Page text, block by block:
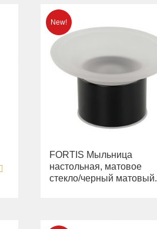
FORTIS Мыльница
настольная, матовое
стекло/черный матовый.